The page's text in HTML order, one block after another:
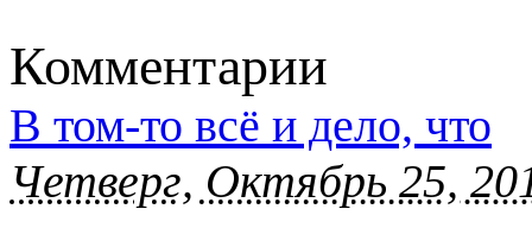
Комментарии
В том-то всё и дело, что
Четверг, Октябрь 25,